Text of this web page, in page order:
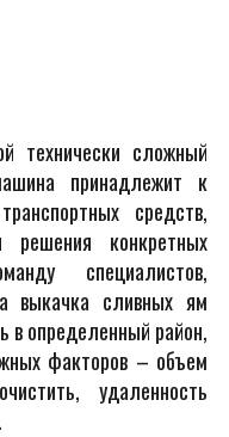
технически сложный
принадлежит к
средств,
решения конкретных
специалистов,
выкачка сливных ям
в определенный район,
факторов – объем
удаленность